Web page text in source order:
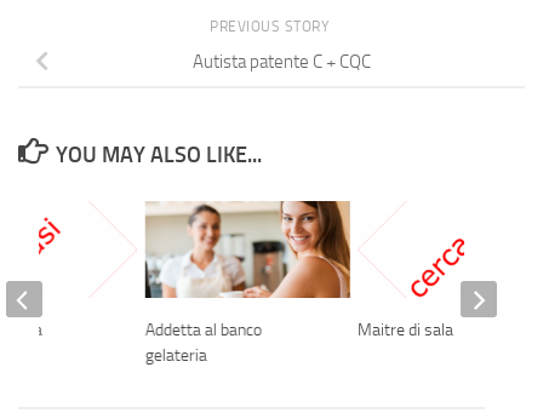
PREVIOUS STORY
Autista patente C + CQC
YOU MAY ALSO LIKE...
Addetta al banco
gelateria
Maitre di sala